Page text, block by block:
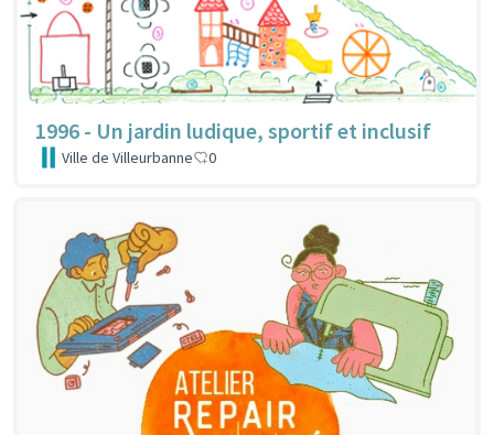
1996 - Un jardin ludique, sportif et inclusif
Ville de Villeurbanne 0